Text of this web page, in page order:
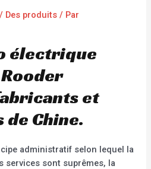
/ Des produits / Par
électrique
et
Chine.
administratif selon lequel la
services sont suprêmes, la